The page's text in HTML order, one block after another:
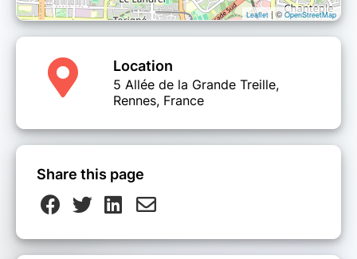
Leaflet| © OpenStreetMap
Location
5 Allée de la Grande Treille,
Rennes, France
Share this page